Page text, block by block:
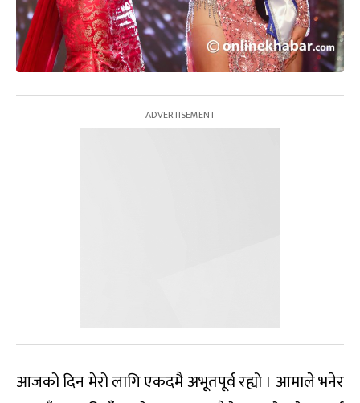
आजको दिन मेरो लागि एकदमै अभूतपूर्व रह्यो । आमाले भनेर